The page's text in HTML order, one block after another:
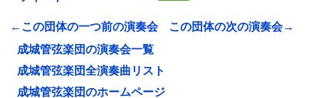
←この団体の一つ前の演奏会
この団体の次の演奏会→
成城管弦楽団の演奏会一覧
成城管弦楽団全演奏曲リスト
成城管弦楽団のホームページ